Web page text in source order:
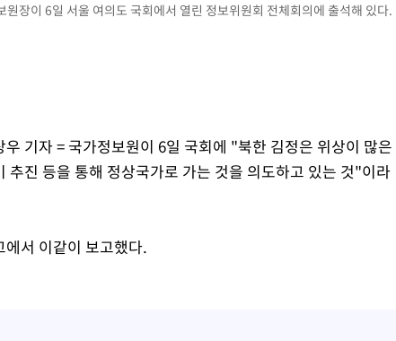
장이 6일 서울 여의도 국회에서 열린 정보위원회 전체회의에 출석해 있다.
기자 = 국가정보원이 6일 국회에 "북한 김정은 위상이 많은
진 등을 통해 정상국가로 가는 것을 의도하고 있는 것"이라
서 이같이 보고했다.